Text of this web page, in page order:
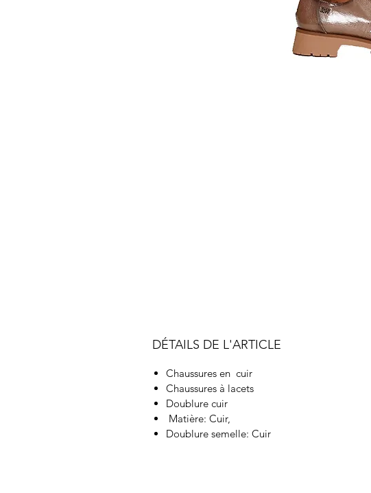
DÉTAILS DE L'ARTICLE
Chaussures en cuir
Chaussures à lacets
Doublure cuir
Matière: Cuir,
Doublure semelle: Cuir